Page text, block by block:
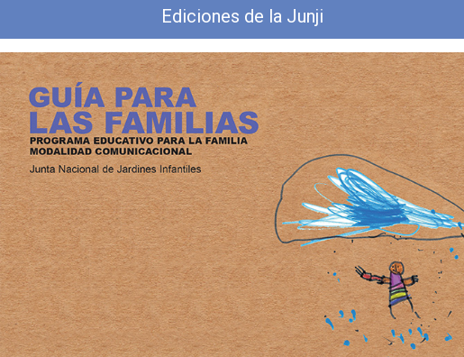
Ediciones de la Junji